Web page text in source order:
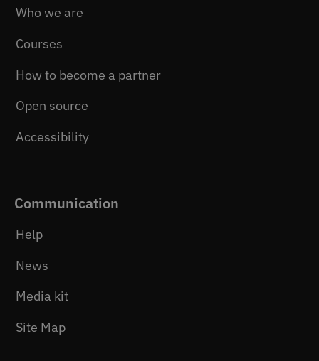
Who we are
Courses
How to become a partner
Open source
Accessibility
Communication
Help
News
Media kit
Site Map